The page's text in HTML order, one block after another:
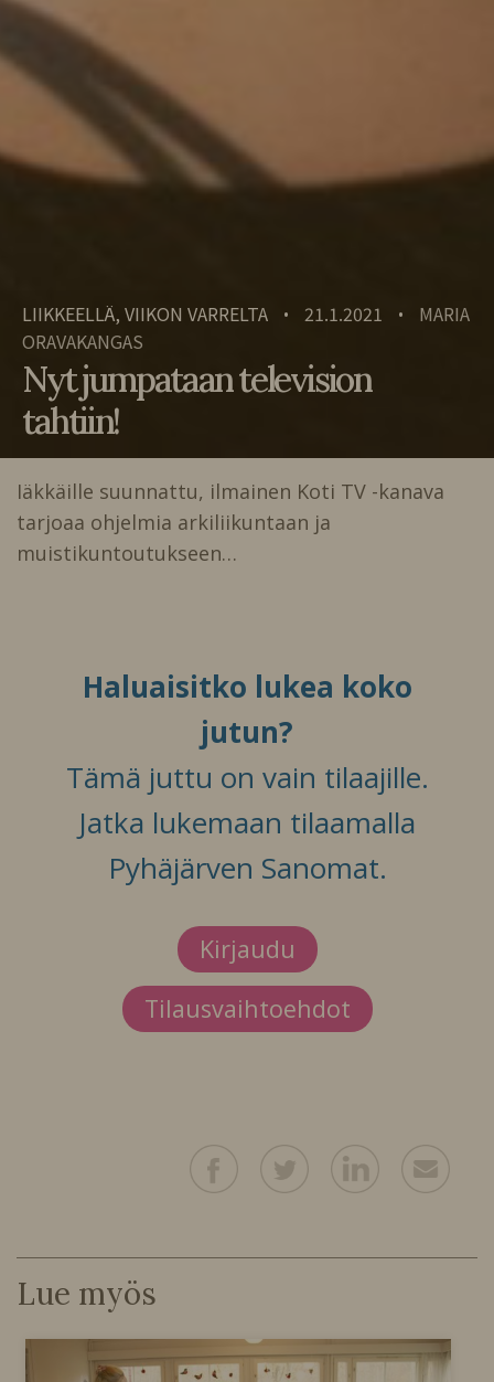
LIIKKEELLÄ, VIIKON VARRELTA • 21.1.2021 •
MARIA
ORAVAKANGAS
Nyt jumpataan television
tahtiin!
Iäkkäille suunnattu, ilmainen Koti TV -kanava
tarjoaa ohjelmia arkiliikuntaan ja
muistikuntoutukseen…
Haluaisitko lukea koko
jutun?
Tämä juttu on vain tilaajille.
Jatka lukemaan tilaamalla
Pyhäjärven Sanomat.
Kirjaudu
Tilausvaihtoehdot
Lue myös